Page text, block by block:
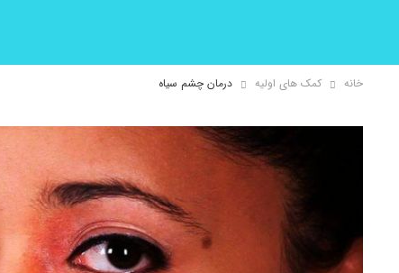
خانه کمک های اولیه درمان چشم سیاه